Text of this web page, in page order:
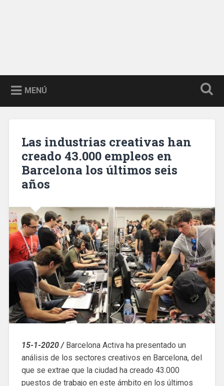
MENÚ
Las industrias creativas han
creado 43.000 empleos en
Barcelona los últimos seis
años
15-1-2020 /Barcelona Activa ha presentado un
análisis de los sectores creativos en Barcelona, ​​del
que se extrae que la ciudad ha creado 43.000
puestos de trabajo en este ámbito en los últimos